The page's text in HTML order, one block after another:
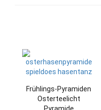
Frühlings-Pyramiden
Osterteelicht